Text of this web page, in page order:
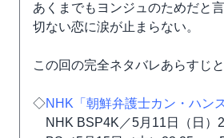
あくまでもヨンジュのためだと
切ない恋に涙が止まらない。
この回の完全ネタバレあらすじ
◇NHK「朝鮮弁護士カン・ハン
NHK BSP4K／5月11日（日）